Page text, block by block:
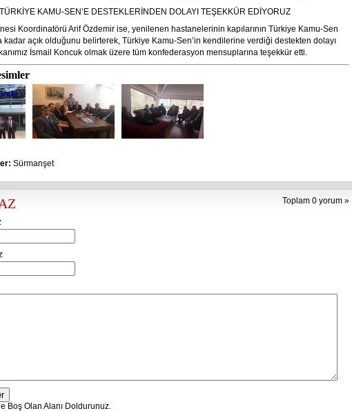
KAMU-SEN’E DESTEKLERİNDEN DOLAYI TEŞEKKÜR EDİYORUZ
Koordinatörü Arif Özdemir ise, yenilenen hastanelerinin kapılarının Türkiye Kamu-Sen
açık olduğunu belirterek, Türkiye Kamu-Sen’in kendilerine verdiği destekten dolayı
İsmail Koncuk olmak üzere tüm konfederasyon mensuplarına teşekkür etti.
Sürmanşet
Toplam 0 yorum »
Boş Olan Alanı Doldurunuz.